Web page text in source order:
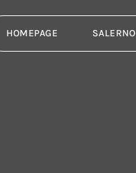
HOMEPAGE SALERNO